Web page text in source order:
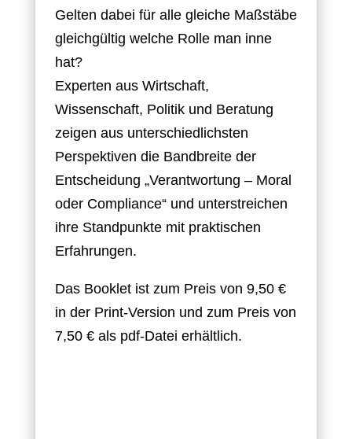
Gelten dabei für alle gleiche Maßstäbe
gleichgültig welche Rolle man inne
hat?
Experten aus Wirtschaft,
Wissenschaft, Politik und Beratung
zeigen aus unterschiedlichsten
Perspektiven die Bandbreite der
Entscheidung „Verantwortung – Moral
oder Compliance“ und unterstreichen
ihre Standpunkte mit praktischen
Erfahrungen.
Das Booklet ist zum Preis von 9,50 €
in der Print-Version und zum Preis von
7,50 € als pdf-Datei erhältlich.